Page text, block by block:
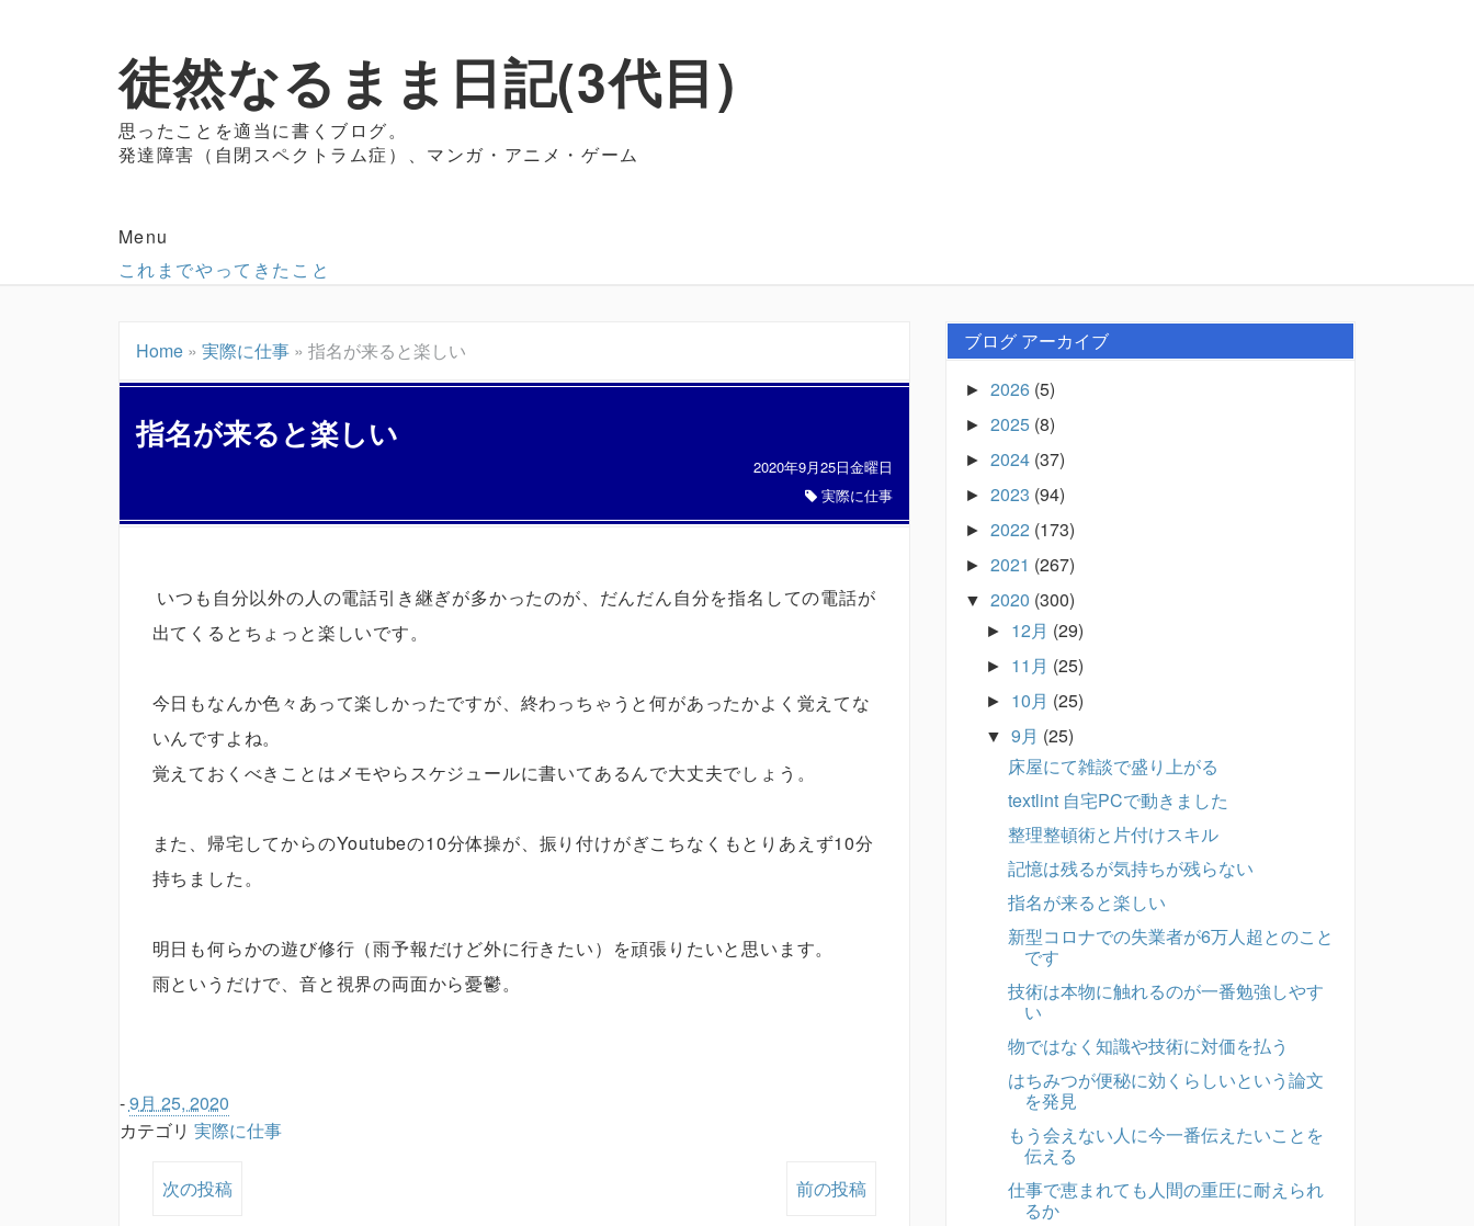
徒然なるまま日記(3代目)
思ったことを適当に書くブログ。
発達障害（自閉スペクトラム症）、マンガ・アニメ・ゲーム
Menu
これまでやってきたこと
Home» 実際に仕事» 指名が来ると楽しい
指名が来ると楽しい
2020年9月25日金曜日
実際に仕事
いつも自分以外の人の電話引き継ぎが多かったのが、だんだん自分を指名しての電話が
出てくるとちょっと楽しいです。
今日もなんか色々あって楽しかったですが、終わっちゃうと何があったかよく覚えてな
いんですよね。
覚えておくべきことはメモやらスケジュールに書いてあるんで大丈夫でしょう。
また、帰宅してからのYoutubeの10分体操が、振り付けがぎこちなくもとりあえず10分
持ちました。
明日も何らかの遊び修行（雨予報だけど外に行きたい）を頑張りたいと思います。
雨というだけで、音と視界の両面から憂鬱。
-9月 25, 2020
カテゴリ 実際に仕事
次の投稿 前の投稿
ブログ アーカイブ
► 2026 (5)
► 2025 (8)
► 2024 (37)
► 2023 (94)
► 2022 (173)
► 2021 (267)
▼ 2020 (300)
► 12月 (29)
► 11月 (25)
► 10月 (25)
▼ 9月 (25)
床屋にて雑談で盛り上がる
textlint 自宅PCで動きました
整理整頓術と片付けスキル
記憶は残るが気持ちが残らない
指名が来ると楽しい
新型コロナでの失業者が6万人超とのこと
です
技術は本物に触れるのが一番勉強しやす
い
物ではなく知識や技術に対価を払う
はちみつが便秘に効くらしいという論文
を発見
もう会えない人に今一番伝えたいことを
伝える
仕事で恵まれても人間の重圧に耐えられ
るか